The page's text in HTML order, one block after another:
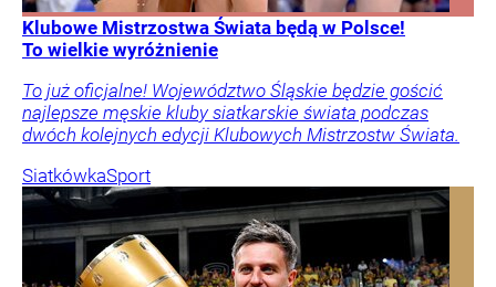
Klubowe Mistrzostwa Świata będą w Polsce!
To wielkie wyróżnienie
To już oficjalne! Województwo Śląskie będzie gościć
najlepsze męskie kluby siatkarskie świata podczas
dwóch kolejnych edycji Klubowych Mistrzostw Świata.
SiatkówkaSport